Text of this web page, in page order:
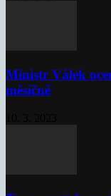
Ministr Válek
měsíčně